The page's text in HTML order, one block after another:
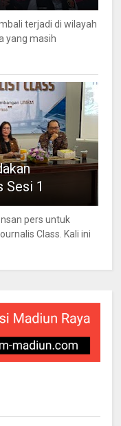
terjadi di wilayah
yang masih
Sesi 1
pers untuk
Class. Kali ini